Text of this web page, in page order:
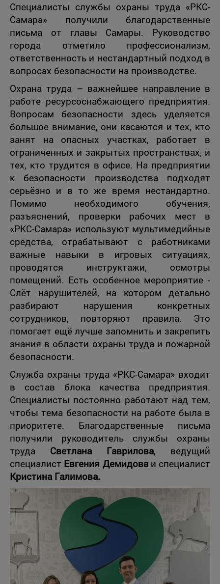
Специалисты службы охраны труда «РКС-
Самара» получили благодарственные
письма от главы Самары. Руководство
города отметило профессионализм,
ответственность и нестандартный подход в
вопросах безопасности на производстве.
Охрана труда – важнейшее направление в
работе ресурсоснабжающего предприятия.
Вопросам безопасности здесь уделяется
большое внимание, они касаются и тех, кто
занят на опасных участках, работает в
ограниченных и закрытых пространствах, и
тех, кто трудится в офисе. На предприятии
к безопасности производства подходят
серьёзно и в то же время нестандартно.
Помимо необходимого обучения,
разъяснений, проверки рабочих мест в
«РКС-Самара» используют мультимедийные
средства, отрабатывают с работниками
важные навыки в игровых ситуациях,
проводятся инструктажи, осмотры
помещений. Есть особенное мероприятие -
Слёт нарушителей, на котором детально
разбирают нарушения конкретных
сотрудников, повторяют правила. Это
помогает ещё лучше запомнить и закрепить
знания в области охраны труда и пожарной
безопасности.
Служба охраны труда «РКС-Самара» входит
в состав блока качества предприятия.
Специалисты постоянно работают над тем,
чтобы тема безопасности на работе была в
приоритете. Благодарственные письма
получили руководитель службы охраны
труда Светлана Гаврилова, ведущий
специалист Евгения Демидоваи специалист
Кристина Галимова.